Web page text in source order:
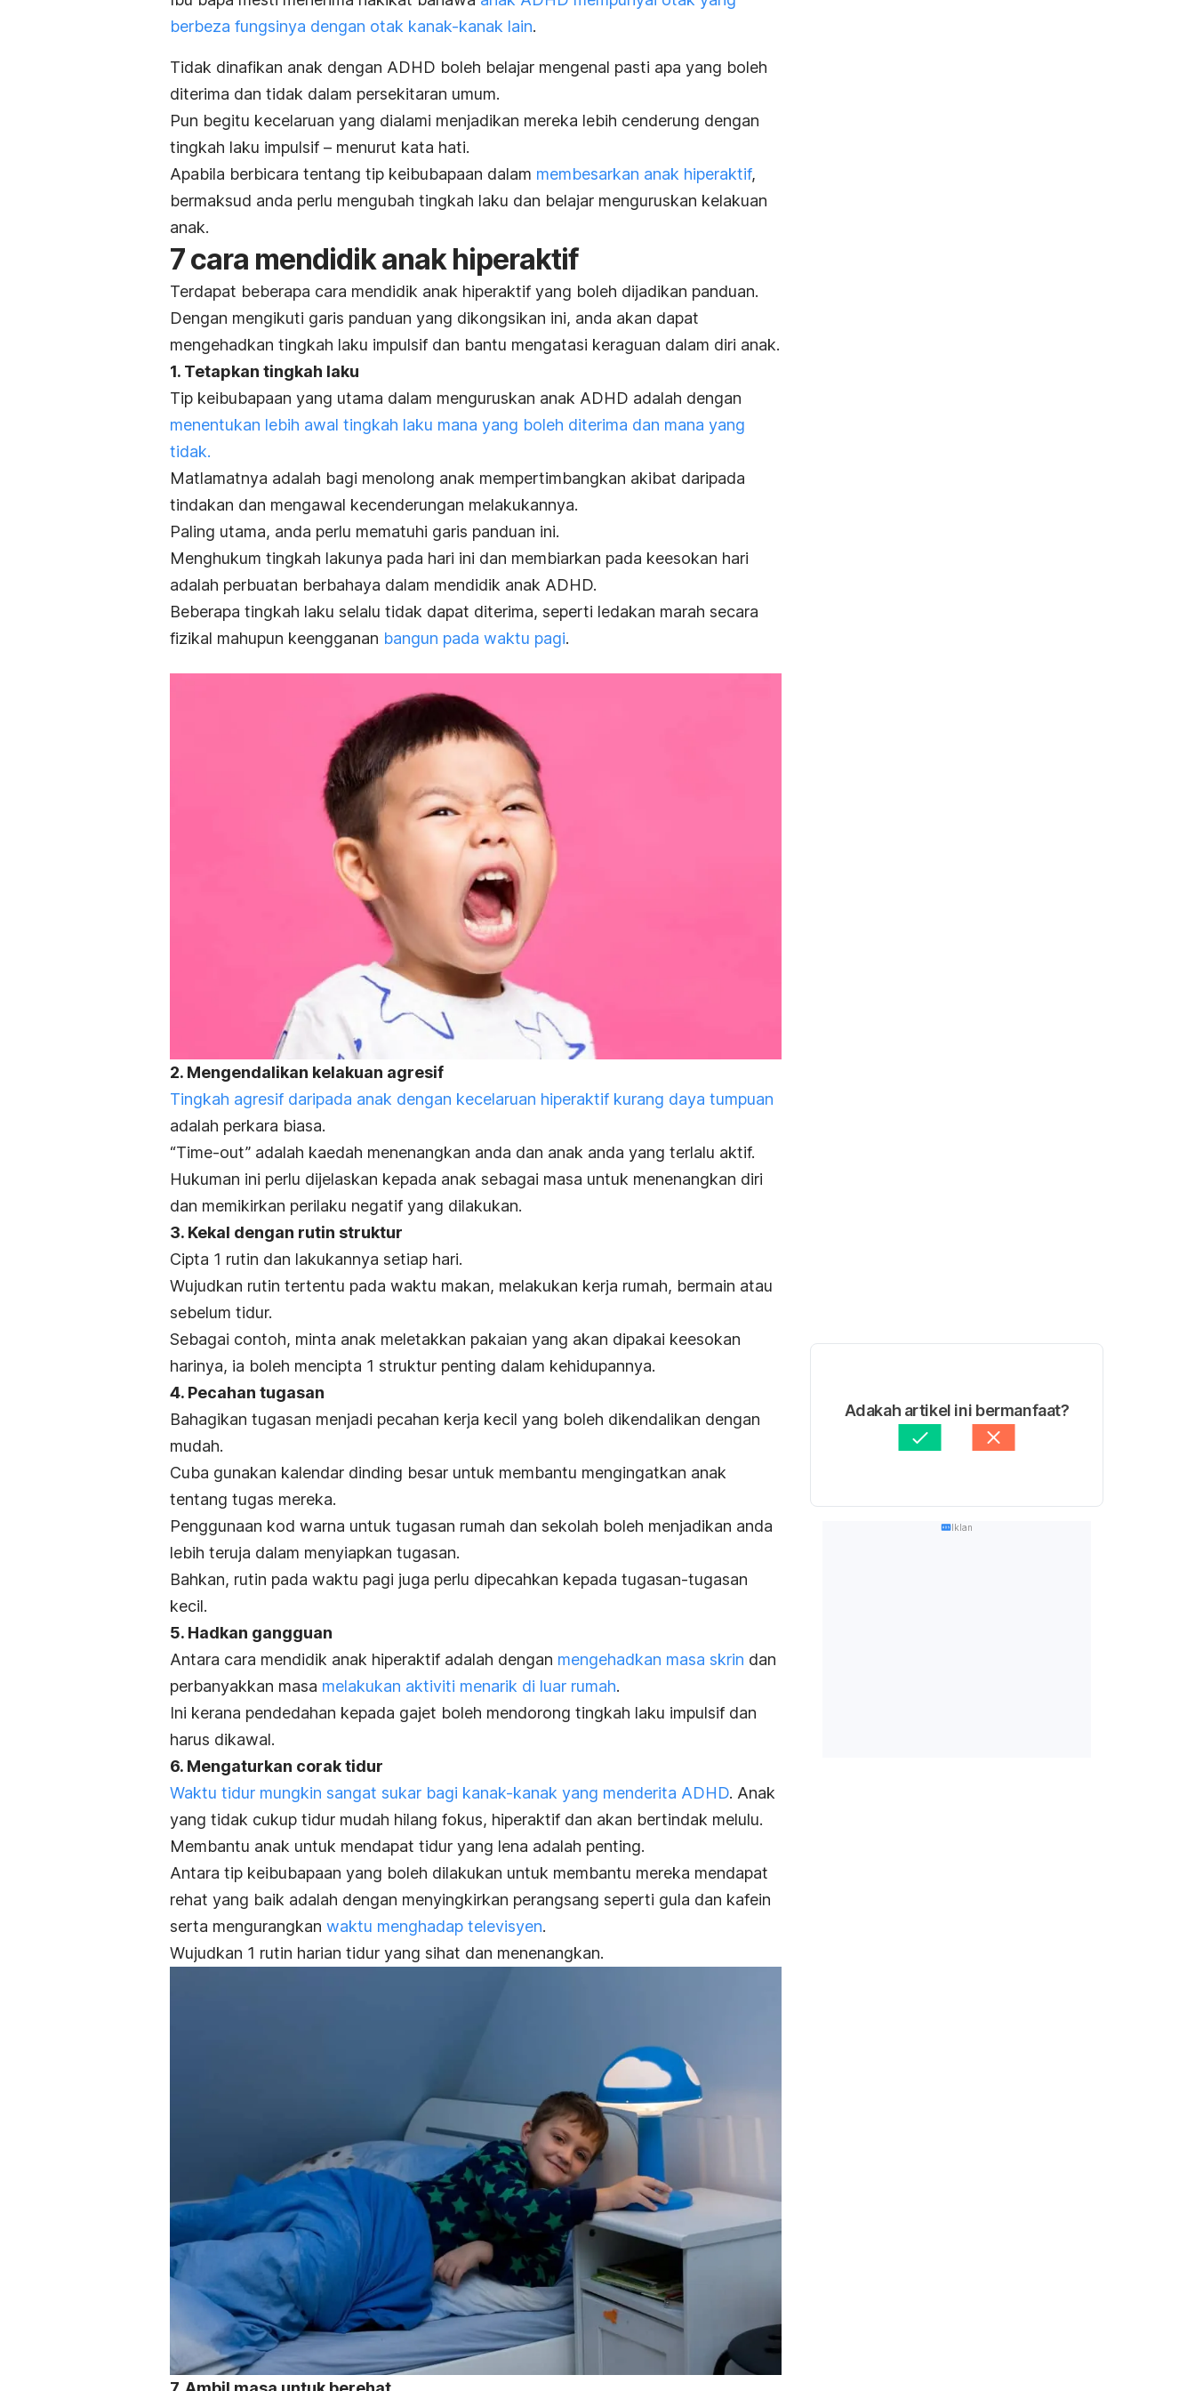
berbeza fungsinya dengan otak kanak-kanak lain.
Tidak dinafikan anak dengan ADHD boleh belajar mengenal pasti apa yang boleh
diterima dan tidak dalam persekitaran umum.
Pun begitu kecelaruan yang dialami menjadikan mereka lebih cenderung dengan
tingkah laku impulsif – menurut kata hati.
Apabila berbicara tentang tip keibubapaan dalam membesarkan anak hiperaktif,
bermaksud anda perlu mengubah tingkah laku dan belajar menguruskan kelakuan
anak.
7 cara mendidik anak hiperaktif
Terdapat beberapa cara mendidik anak hiperaktif yang boleh dijadikan panduan.
Dengan mengikuti garis panduan yang dikongsikan ini, anda akan dapat
mengehadkan tingkah laku impulsif dan bantu mengatasi keraguan dalam diri anak.
1. Tetapkan tingkah laku
Tip keibubapaan yang utama dalam menguruskan anak ADHD adalah dengan
menentukan lebih awal tingkah laku mana yang boleh diterima dan mana yang
tidak.
Matlamatnya adalah bagi menolong anak mempertimbangkan akibat daripada
tindakan dan mengawal kecenderungan melakukannya.
Paling utama, anda perlu mematuhi garis panduan ini.
Menghukum tingkah lakunya pada hari ini dan membiarkan pada keesokan hari
adalah perbuatan berbahaya dalam mendidik anak ADHD.
Beberapa tingkah laku selalu tidak dapat diterima, seperti ledakan marah secara
fizikal mahupun keengganan bangun pada waktu pagi.
2. Mengendalikan kelakuan agresif
Tingkah agresif daripada anak dengan kecelaruan hiperaktif kurang daya tumpuan
adalah perkara biasa.
“Time-out” adalah kaedah menenangkan anda dan anak anda yang terlalu aktif.
Hukuman ini perlu dijelaskan kepada anak sebagai masa untuk menenangkan diri
dan memikirkan perilaku negatif yang dilakukan.
3. Kekal dengan rutin struktur
Cipta 1 rutin dan lakukannya setiap hari.
Wujudkan rutin tertentu pada waktu makan, melakukan kerja rumah, bermain atau
sebelum tidur.
Sebagai contoh, minta anak meletakkan pakaian yang akan dipakai keesokan
harinya, ia boleh mencipta 1 struktur penting dalam kehidupannya.
4. Pecahan tugasan
Bahagikan tugasan menjadi pecahan kerja kecil yang boleh dikendalikan dengan
mudah.
Cuba gunakan kalendar dinding besar untuk membantu mengingatkan anak
tentang tugas mereka.
Penggunaan kod warna untuk tugasan rumah dan sekolah boleh menjadikan anda
lebih teruja dalam menyiapkan tugasan.
Bahkan, rutin pada waktu pagi juga perlu dipecahkan kepada tugasan-tugasan
kecil.
5. Hadkan gangguan
Antara cara mendidik anak hiperaktif adalah dengan mengehadkan masa skrin dan
perbanyakkan masa melakukan aktiviti menarik di luar rumah.
Ini kerana pendedahan kepada gajet boleh mendorong tingkah laku impulsif dan
harus dikawal.
6. Mengaturkan corak tidur
Waktu tidur mungkin sangat sukar bagi kanak-kanak yang menderita ADHD. Anak
yang tidak cukup tidur mudah hilang fokus, hiperaktif dan akan bertindak melulu.
Membantu anak untuk mendapat tidur yang lena adalah penting.
Antara tip keibubapaan yang boleh dilakukan untuk membantu mereka mendapat
rehat yang baik adalah dengan menyingkirkan perangsang seperti gula dan kafein
serta mengurangkan waktu menghadap televisyen.
Wujudkan 1 rutin harian tidur yang sihat dan menenangkan.
Adakah artikel ini bermanfaat?
Iklan